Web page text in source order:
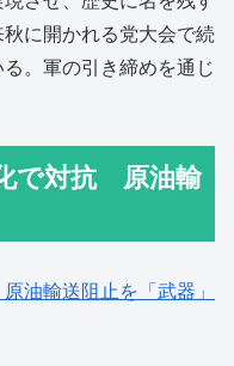
に開かれる党大会で続
。軍の引き締めを通じ
で対抗 原油輸
油輸送阻止を「武器」